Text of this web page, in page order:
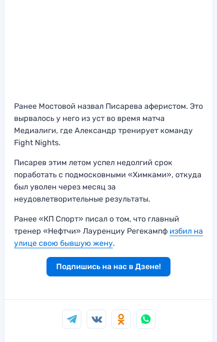
Ранее Мостовой назвал Писарева аферистом. Это
вырвалось у него из уст во время матча
Медиалиги, где Александр тренирует команду
Fight Nights.
Писарев этим летом успел недолгий срок
поработать с подмосковными «Химками», откуда
был уволен через месяц за
неудовлетворительные результаты.
Ранее «КП Спорт» писал о том, что главный
тренер «Нефтчи» Лауренциу Регекампф избил на
улице свою бывшую жену.
Подпишись на нас в Дзене!